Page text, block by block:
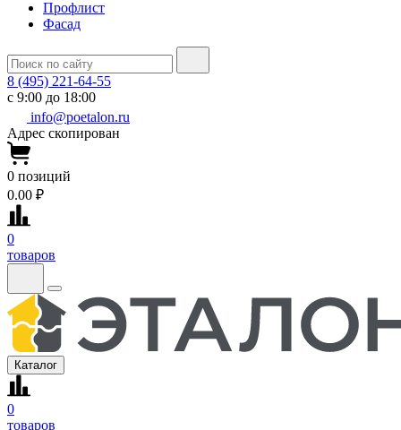
Профлист
Фасад
8 (495) 221-64-55
с 9:00 до 18:00
info@poetalon.ru
Адрес скопирован
0 позиций
0.00 ₽
0
товаров
Каталог
0
товаров